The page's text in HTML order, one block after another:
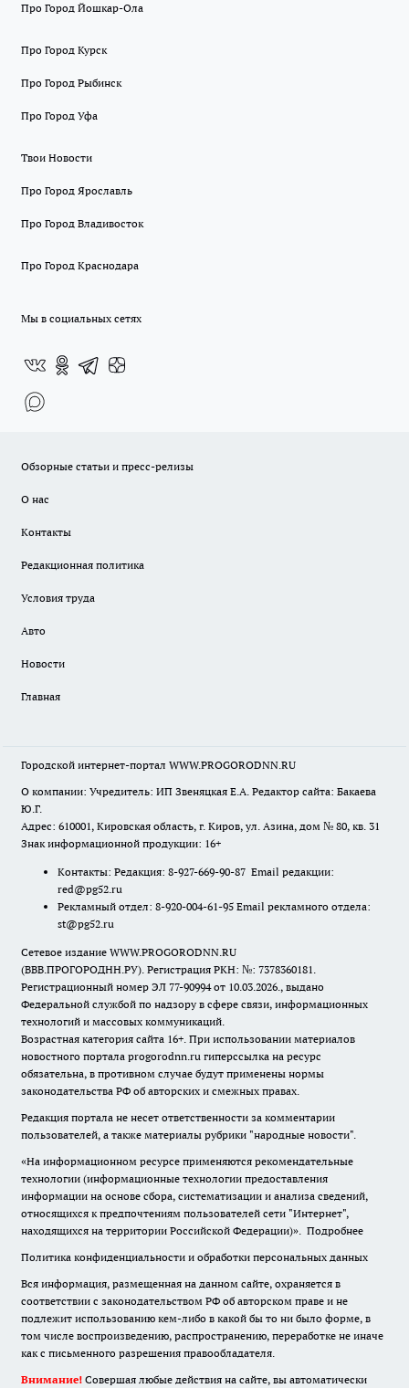
Про Город Йошкар-Ола
Про Город Курск
Про Город Рыбинск
Про Город Уфа
Твои Новости
Про Город Ярославль
Про Город Владивосток
Про Город Краснодара
Мы в социальных сетях
Обзорные статьи и пресс-релизы
О нас
Контакты
Редакционная политика
Условия труда
Авто
Новости
Главная
Городской интернет-портал WWW.PROGORODNN.RU
О компании: Учредитель: ИП Звеняцкая Е.А. Редактор сайта: Бакаева
Ю.Г.
Адрес: 610001, Кировская область, г. Киров, ул. Азина, дом № 80, кв. 31
Знак информационной продукции: 16+
Контакты: Редакция: 8-927-669-90-87 Email редакции:
red@pg52.ru
Рекламный отдел: 8-920-004-61-95 Email рекламного отдела:
st@pg52.ru
Сетевое издание WWW.PROGORODNN.RU
(ВВВ.ПРОГОРОДНН.РУ). Регистрация РКН: №: 7378360181.
Регистрационный номер ЭЛ 77-90994 от 10.03.2026., выдано
Федеральной службой по надзору в сфере связи, информационных
технологий и массовых коммуникаций.
Возрастная категория сайта 16+. При использовании материалов
новостного портала progorodnn.ru гиперссылка на ресурс
обязательна, в противном случае будут применены нормы
законодательства РФ об авторских и смежных правах.
Редакция портала не несет ответственности за комментарии
пользователей, а также материалы рубрики "народные новости".
«На информационном ресурсе применяются рекомендательные
технологии (информационные технологии предоставления
информации на основе сбора, систематизации и анализа сведений,
относящихся к предпочтениям пользователей сети "Интернет",
находящихся на территории Российской Федерации)». Подробнее
Политика конфиденциальности и обработки персональных данных
Вся информация, размещенная на данном сайте, охраняется в
соответствии с законодательством РФ об авторском праве и не
подлежит использованию кем-либо в какой бы то ни было форме, в
том числе воспроизведению, распространению, переработке не иначе
как с письменного разрешения правообладателя.
Внимание! Совершая любые действия на сайте, вы автоматически